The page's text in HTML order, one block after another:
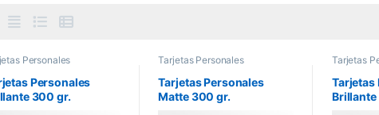
Personales
Personales
300 gr.
Tarjetas Personales
Tarjetas Personales
Matte 300 gr.
Tarjetas
Tarjetas
Brillante